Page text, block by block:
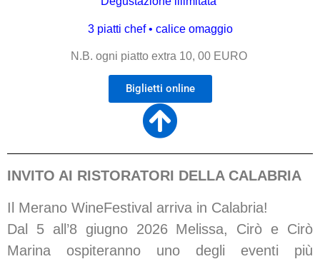
3 piatti chef • calice omaggio
N.B. ogni piatto extra 10, 00 EURO
Biglietti online
INVITO AI RISTORATORI DELLA CALABRIA
Il Merano WineFestival arriva in Calabria!
Dal 5 all’8 giugno 2026 Melissa, Cirò e Cirò
Marina ospiteranno uno degli eventi più